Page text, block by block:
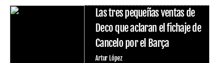
Las tres pequeñas ventas de
Deco que aclaran el fichaje de
Cancelo por el Barça
Artur López